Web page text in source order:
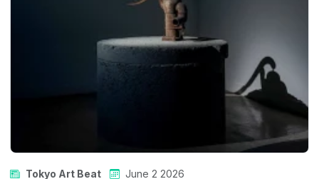
Tokyo Art Beat June 2 2026